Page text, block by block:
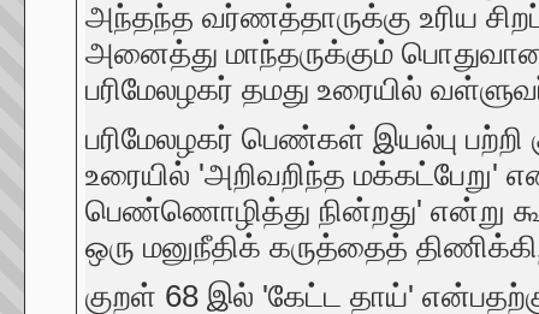
அந்தந்த வர்ணத்தாருக்கு உரிய
அனைத்து மாந்தருக்கும்
பரிமேலழகர் தமது உரையில்
பரிமேலழகர் பெண்கள் இயல்பு
உரையில் 'அறிவறிந்த
பெண்ணொழித்து நின்றது' என்று
ஒரு மனுநீதிக் கருத்தைத்
குறள் 68 இல் 'கேட்ட தாய்'